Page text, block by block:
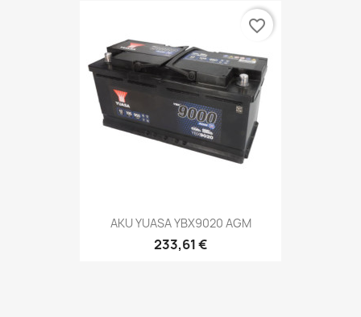
AKU YUASA YBX9020 AGM
233,61 €
favorite_border